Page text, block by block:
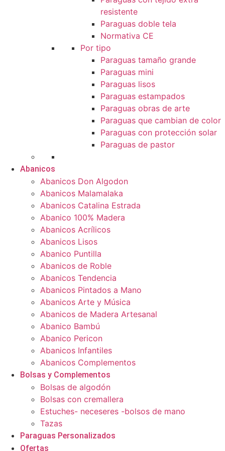
resistente
Paraguas doble tela
Normativa CE
Por tipo
Paraguas tamaño grande
Paraguas mini
Paraguas lisos
Paraguas estampados
Paraguas obras de arte
Paraguas que cambian de color
Paraguas con protección solar
Paraguas de pastor
Abanicos
Abanicos Don Algodon
Abanicos Malamalaka
Abanicos Catalina Estrada
Abanico 100% Madera
Abanicos Acrílicos
Abanicos Lisos
Abanico Puntilla
Abanicos de Roble
Abanicos Tendencia
Abanicos Pintados a Mano
Abanicos Arte y Música
Abanicos de Madera Artesanal
Abanico Bambú
Abanico Pericon
Abanicos Infantiles
Abanicos Complementos
Bolsas y Complementos
Bolsas de algodón
Bolsas con cremallera
Estuches- neceseres -bolsos de mano
Tazas
Paraguas Personalizados
Ofertas